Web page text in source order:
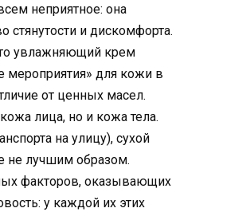
неприятное: она
стянутости и дискомфорта.
увлажняющий крем
мероприятия» для кожи в
от ценных масел.
лица, но и кожа тела.
на улицу), сухой
не лучшим образом.
факторов, оказывающих
у каждой их этих